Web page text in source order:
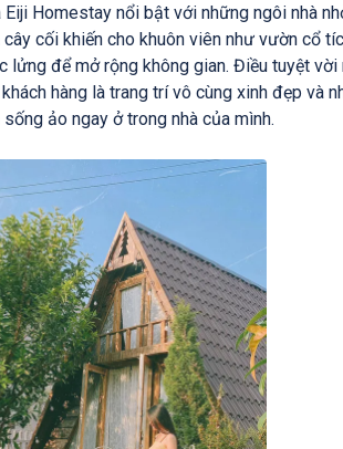
Eiji Homestay nổi bật với những ngôi nhà
cây cối khiến cho khuôn viên như vườn cổ
lửng để mở rộng không gian. Điều tuyệt
hàng là trang trí vô cùng xinh đẹp và
ảo ngay ở trong nhà của mình.